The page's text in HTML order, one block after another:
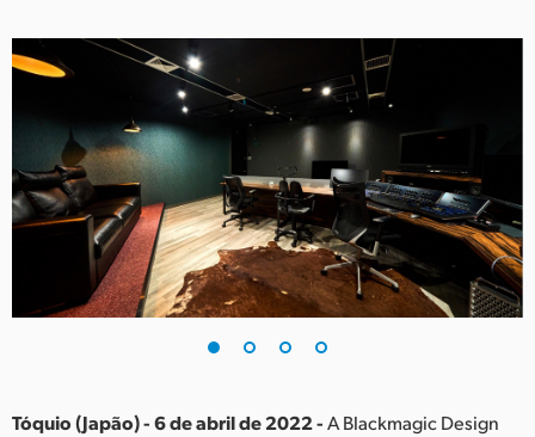
Canada
Denmark
Finland
France
Germany
India
Tóquio (Japão) - 6 de abril de 2022 -A Blackmagic Design